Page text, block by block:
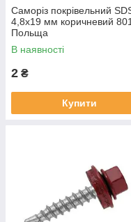
Саморіз покрівельний
4,8х19 мм коричневий
Польща
В наявності
2 ₴
Купити